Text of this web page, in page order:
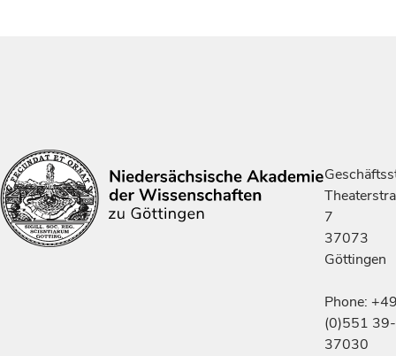
7
37073
Göttingen
Phone:
(0)551 39-
37030